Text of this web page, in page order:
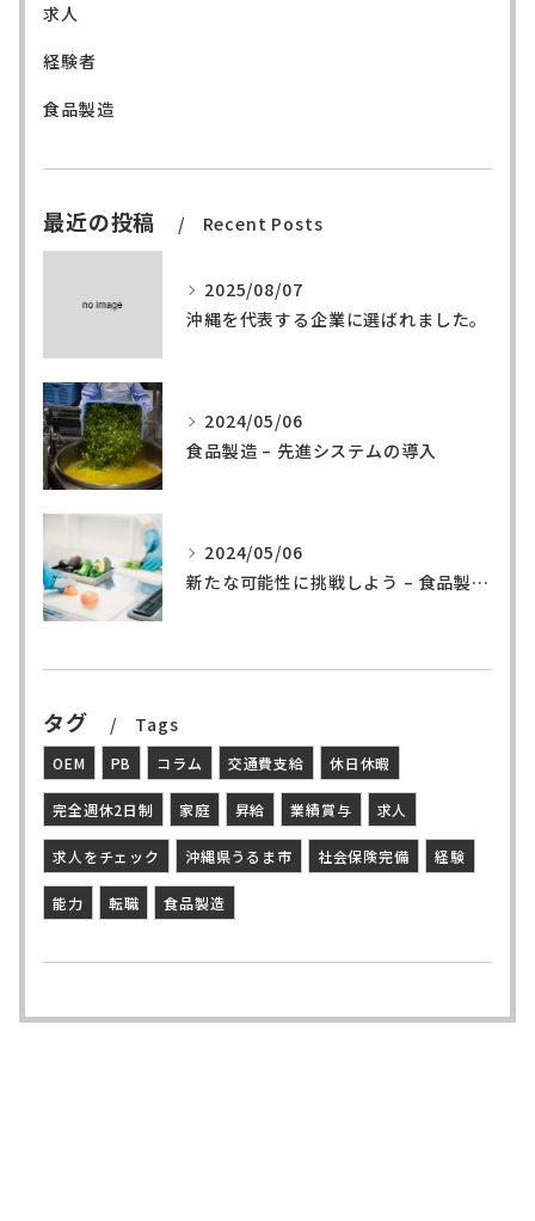
求人
経験者
食品製造
最近の投稿 Recent Posts
2025/08/07
沖縄を代表する企業に選ばれました。
2024/05/06
食品製造 – 先進システムの導入
2024/05/06
新たな可能性に挑戦しよう – 食品製造の世界へ
タグ Tags
OEM PB コラム 交通費支給 休日休暇
完全週休2日制 家庭 昇給 業績賞与 求人
求人をチェック 沖縄県うるま市 社会保険完備 経験
能力 転職 食品製造